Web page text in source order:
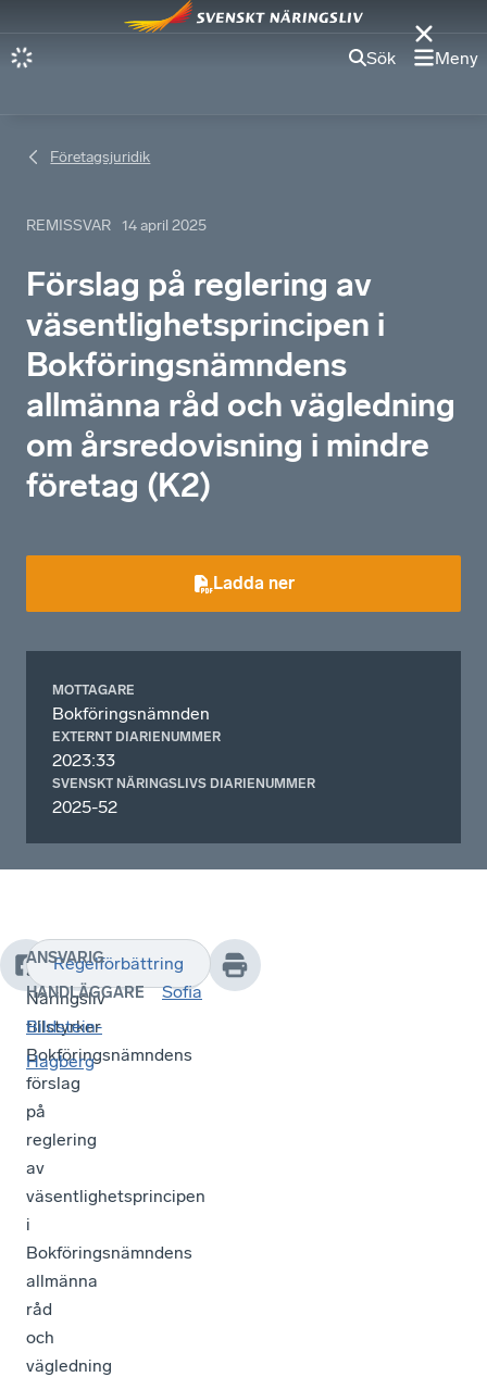
Sök Meny
Företagsjuridik
REMISSVAR 14 april 2025
Förslag på reglering av
väsentlighetsprincipen i
Bokföringsnämndens
allmänna råd och vägledning
om årsredovisning i mindre
företag (K2)
Ladda ner
MOTTAGARE
Bokföringsnämnden
EXTERNT DIARIENUMMER
2023:33
SVENSKT NÄRINGSLIVS DIARIENUMMER
2025-52
Svenskt
Näringsliv
tillstyrker
Bokföringsnämndens
förslag
på
reglering
av
väsentlighetsprincipen
i
Bokföringsnämndens
allmänna
råd
och
vägledning
Regelförbättring
ANSVARIG
HANDLÄGGARE
Sofia
Bildstein-
Hagberg